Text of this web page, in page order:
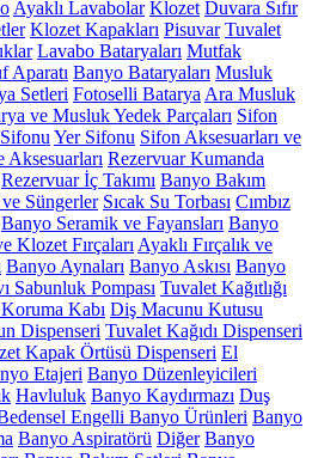
Ayaklı Lavabolar Klozet Duvara Sıfır
Klozet Kapakları Pisuvar Tuvalet
Lavabo Bataryaları Mutfak
Aparatı Banyo Bataryaları Musluk
Setleri Fotoselli Batarya Ara Musluk
ve Musluk Yedek Parçaları Sifon
Yer Sifonu Sifon Aksesuarları ve
Aksesuarları Rezervuar Kumanda
Rezervuar İç Takımı Banyo Bakım
Süngerler Sıcak Su Torbası Cımbız
Banyo Seramik ve Fayansları Banyo
Klozet Fırçaları Ayaklı Fırçalık ve
Banyo Aynaları Banyo Askısı Banyo
Sabunluk Pompası Tuvalet Kağıtlığı
Koruma Kabı Diş Macunu Kutusu
Dispenseri Tuvalet Kağıdı Dispenseri
Kapak Örtüsü Dispenseri El
Etajeri Banyo Düzenleyicileri
Havluluk Banyo Kaydırmazı Duş
Engelli Banyo Ürünleri Banyo
Banyo Aspiratörü Diğer Banyo